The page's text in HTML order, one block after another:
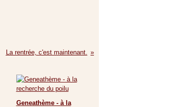
La rentrée, c'est maintenant.
Geneathème - à la